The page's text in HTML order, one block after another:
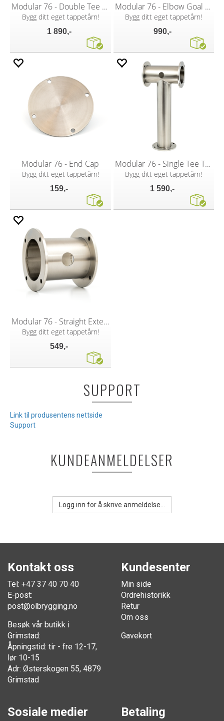
Modular 76 - Double Tee T-Bar
Bygg ditt eget tappetårn!
1 890,-
Modular 76 - Elbow Goal Post
Bygg ditt eget tappetårn!
990,-
Modular 76 - End Cap
Bygg ditt eget tappetårn!
159,-
Modular 76 - Single Tee T-Bar
Bygg ditt eget tappetårn!
1 590,-
Modular 76 - Straight Extension
Bygg ditt eget tappetårn!
549,-
SUPPORT
Link til produsentens nettside
Support
KUNDEANMELDELSER
Logg inn for å skrive anmeldelse...
Kontakt oss
Tel: +47 37 40 70 40
E-post:
post@olbrygging.no
Besøk vår butikk i
Grimstad:
Åpningstid: tir - fre 12-17,
lør 10-15
Adr: Østerskogen 55, 4879
Grimstad
Kundesenter
Min side
Ordrehistorikk
Retur
Om oss
Gavekort
Sosiale medier Betaling